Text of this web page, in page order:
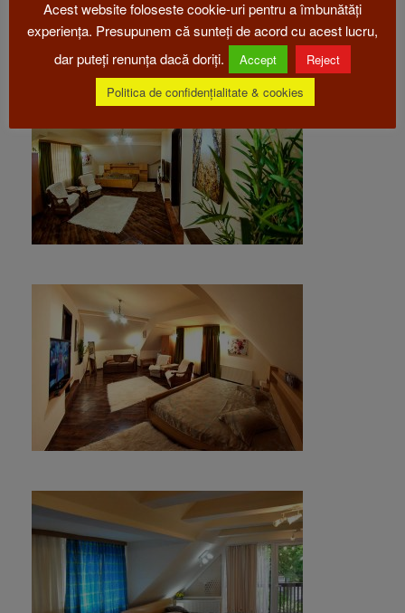
Acest website foloseste cookie-uri pentru a îmbunătăți
experiența. Presupunem că sunteți de acord cu acest lucru,
dar puteți renunța dacă doriți.
Accept
Reject
Politica de confidențialitate & cookies